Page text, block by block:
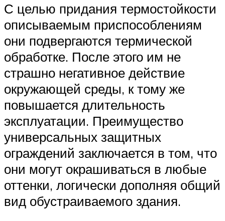
С целью придания термостойкости
описываемым приспособлениям
они подвергаются термической
обработке. После этого им не
страшно негативное действие
окружающей среды, к тому же
повышается длительность
эксплуатации. Преимущество
универсальных защитных
ограждений заключается в том, что
они могут окрашиваться в любые
оттенки, логически дополняя общий
вид обустраиваемого здания.